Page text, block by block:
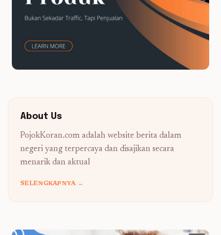
About Us
PojokKoran.com adalah website berita dalam
negeri yang terpercaya dan disajikan secara
menarik dan aktual
SELENGKAPNYA →